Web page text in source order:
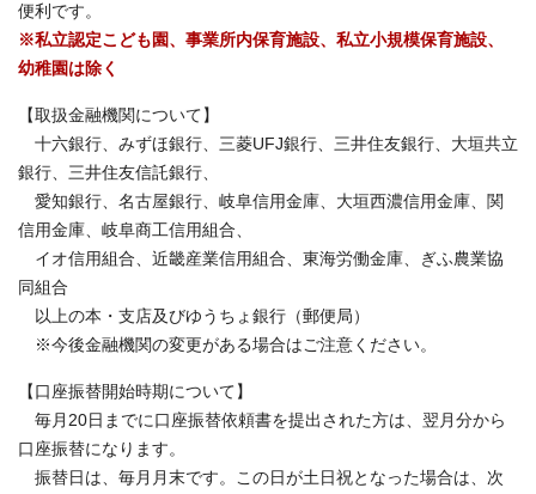
便利です。
※私立認定こども園、事業所内保育施設、私立小規模保育施設、
幼稚園は除く
【取扱金融機関について】
十六銀行、みずほ銀行、三菱UFJ銀行、三井住友銀行、大垣共立
銀行、三井住友信託銀行、
愛知銀行、名古屋銀行、岐阜信用金庫、大垣西濃信用金庫、関
信用金庫、岐阜商工信用組合、
イオ信用組合、近畿産業信用組合、東海労働金庫、ぎふ農業協
同組合
以上の本・支店及びゆうちょ銀行（郵便局）
※今後金融機関の変更がある場合はご注意ください。
【口座振替開始時期について】
毎月20日までに口座振替依頼書を提出された方は、翌月分から
口座振替になります。
振替日は、毎月月末です。この日が土日祝となった場合は、次